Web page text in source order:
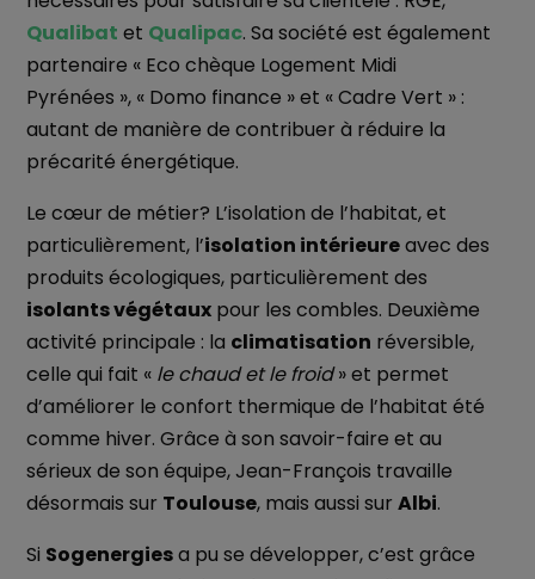
Qualibat et Qualipac. Sa société est également
partenaire « Eco chèque Logement Midi
Pyrénées », « Domo finance » et « Cadre Vert » :
autant de manière de contribuer à réduire la
précarité énergétique.
Le cœur de métier? L’isolation de l’habitat, et
particulièrement, l’isolation intérieureavec des
produits écologiques, particulièrement des
isolants végétauxpour les combles. Deuxième
activité principale : la climatisation réversible,
celle qui fait « le chaud et le froid» et permet
d’améliorer le confort thermique de l’habitat été
comme hiver. Grâce à son savoir-faire et au
sérieux de son équipe, Jean-François travaille
désormais sur Toulouse, mais aussi sur Albi.
Si Sogenergiesa pu se développer, c’est grâce